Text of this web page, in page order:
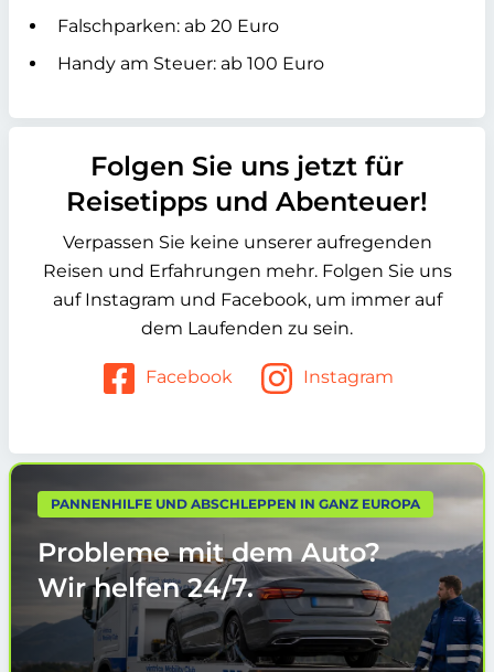
Falschparken: ab 20 Euro
Handy am Steuer: ab 100 Euro
Folgen Sie uns jetzt für
Reisetipps und Abenteuer!
Verpassen Sie keine unserer aufregenden
Reisen und Erfahrungen mehr. Folgen Sie uns
auf Instagram und Facebook, um immer auf
dem Laufenden zu sein.
Facebook Instagram
PANNENHILFE UND ABSCHLEPPEN IN GANZ EUROPA
Probleme mit dem Auto?
Wir helfen24/7.